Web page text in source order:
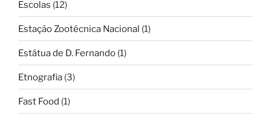
Escolas (12)
Estação Zootécnica Nacional (1)
Estátua de D. Fernando (1)
Etnografia (3)
Fast Food (1)